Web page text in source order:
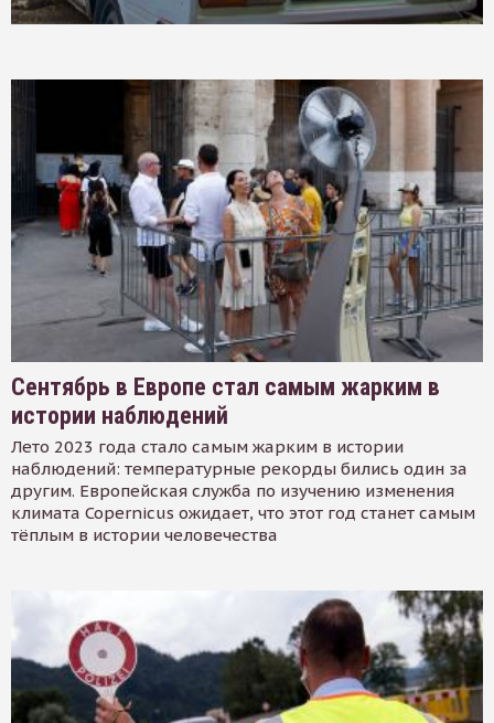
Сентябрь в Европе стал самым жарким в
истории наблюдений
Лето 2023 года стало самым жарким в истории
наблюдений: температурные рекорды бились один за
другим. Европейская служба по изучению изменения
климата Copernicus ожидает, что этот год станет самым
тёплым в истории человечества